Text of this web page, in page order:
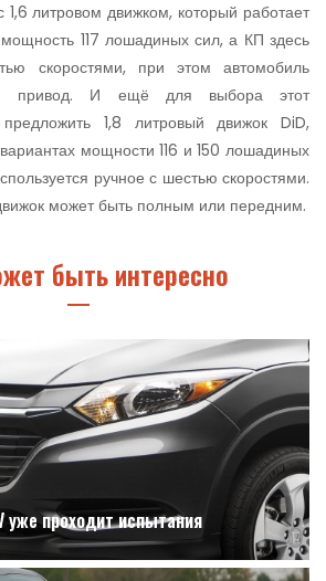
1,6 литровом движком, который работает
117 лошадиных сил, а КП здесь
скоростями, при этом автомобиль
привод. И ещё для выбора этот
1,8 литровый движок DiD,
мощности 116 и 150 лошадиных
ручное с шестью скоростями.
может быть полным или передним.
быть интересно
уже проходит испытания